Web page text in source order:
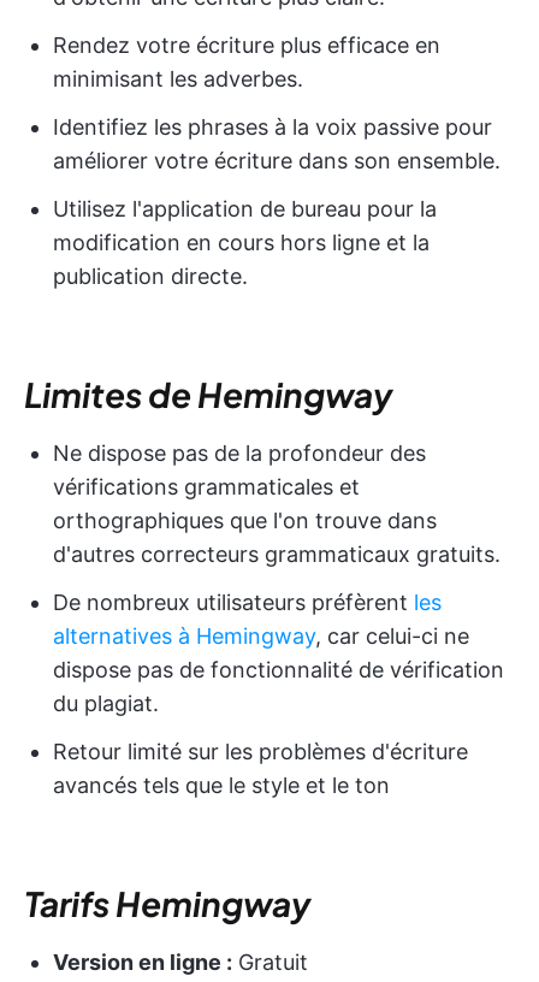
Rendez votre écriture plus efficace en
minimisant les adverbes.
Identifiez les phrases à la voix passive pour
améliorer votre écriture dans son ensemble.
Utilisez l'application de bureau pour la
modification en cours hors ligne et la
publication directe.
Limites de Hemingway
Ne dispose pas de la profondeur des
vérifications grammaticales et
orthographiques que l'on trouve dans
d'autres correcteurs grammaticaux gratuits.
De nombreux utilisateurs préfèrent les
alternatives à Hemingway, car celui-ci ne
dispose pas de fonctionnalité de vérification
du plagiat.
Retour limité sur les problèmes d'écriture
avancés tels que le style et le ton
Tarifs Hemingway
Version en ligne : Gratuit